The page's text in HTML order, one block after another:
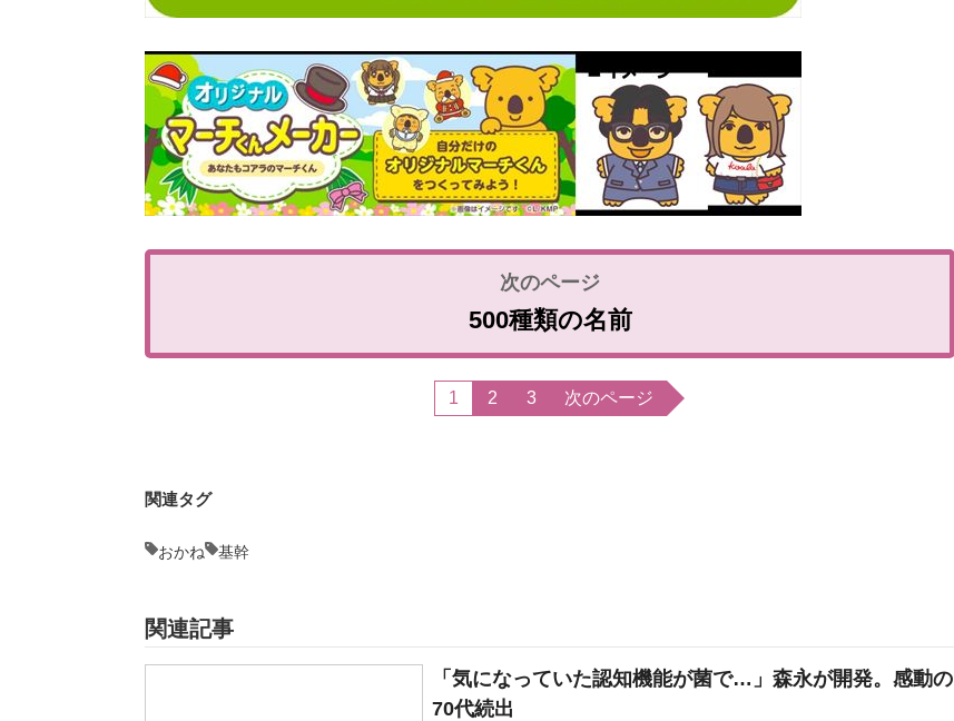
500種類の名前
1 2 3 次のページ
関連タグ
おかね 基幹
関連記事
「気になっていた認知機能が菌で…」森永が開発。感動の
70代続出